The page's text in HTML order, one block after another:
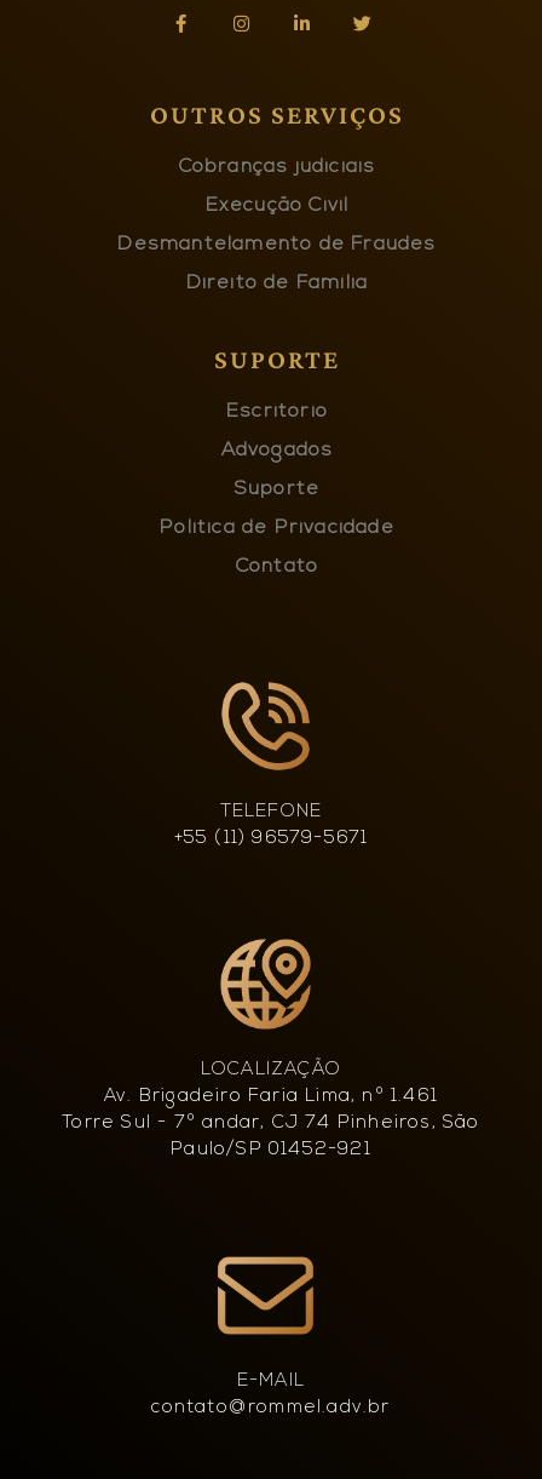
OUTROS SERVIÇOS
Cobranças judiciais
Execução Civil
Desmantelamento de Fraudes
Direito de Família
SUPORTE
Escritório
Advogados
Suporte
Política de Privacidade
Contato
TELEFONE
+55 (11) 96579-5671
LOCALIZAÇÃO
Av. Brigadeiro Faria Lima, nº 1.461
Torre Sul - 7º andar, CJ 74 Pinheiros, São
Paulo/SP 01452-921
E-MAIL
contato@rommel.adv.br